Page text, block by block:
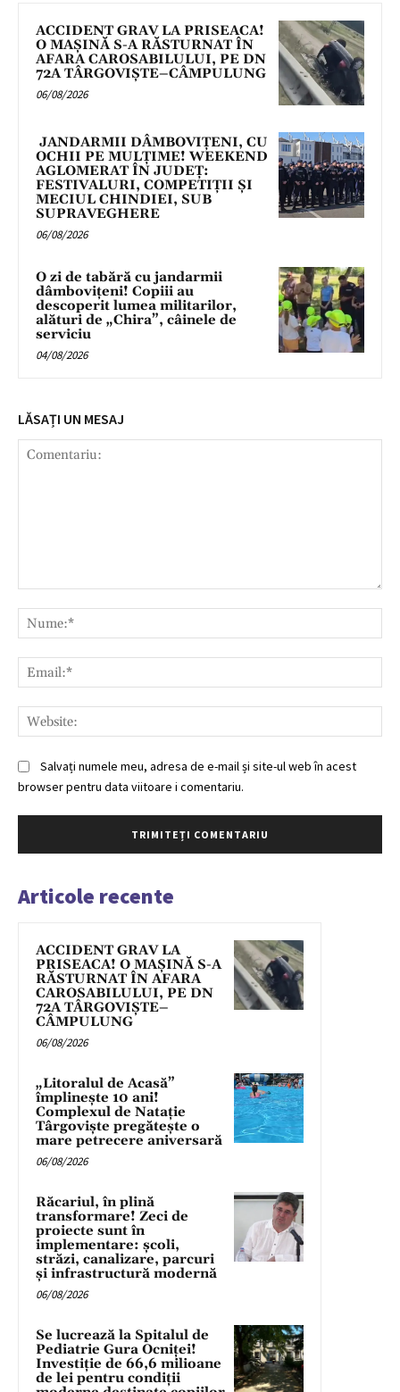
ACCIDENT GRAV LA PRISEACA!
O MAȘINĂ S-A RĂSTURNAT ÎN
AFARA CAROSABILULUI, PE DN
72A TÂRGOVIȘTE–CÂMPULUNG
06/08/2026
JANDARMII DÂMBOVIȚENI, CU
OCHII PE MULȚIME! WEEKEND
AGLOMERAT ÎN JUDEȚ:
FESTIVALURI, COMPETIȚII ȘI
MECIUL CHINDIEI, SUB
SUPRAVEGHERE
06/08/2026
O zi de tabără cu jandarmii
dâmbovițeni! Copiii au
descoperit lumea militarilor,
alături de „Chira”, câinele de
serviciu
04/08/2026
LĂSAȚI UN MESAJ
Salvați numele meu, adresa de e-mail și site-ul web în acest
browser pentru data viitoare i comentariu.
Articole recente
ACCIDENT GRAV LA
PRISEACA! O MAȘINĂ S-A
RĂSTURNAT ÎN AFARA
CAROSABILULUI, PE DN
72A TÂRGOVIȘTE–
CÂMPULUNG
06/08/2026
„Litoralul de Acasă”
împlinește 10 ani!
Complexul de Natație
Târgoviște pregătește o
mare petrecere aniversară
06/08/2026
Răcariul, în plină
transformare! Zeci de
proiecte sunt în
implementare: școli,
străzi, canalizare, parcuri
și infrastructură modernă
06/08/2026
Se lucrează la Spitalul de
Pediatrie Gura Ocniței!
Investiție de 66,6 milioane
de lei pentru condiții